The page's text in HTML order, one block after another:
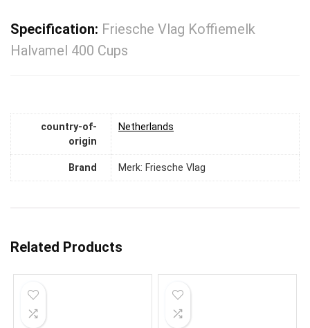
Specification: Friesche Vlag Koffiemelk
Halvamel 400 Cups
country-of-
origin
‎Netherlands
Brand Merk: Friesche Vlag
Related Products